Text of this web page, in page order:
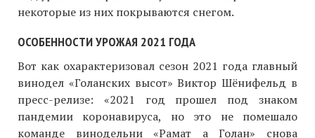
некоторые из них покрываются снегом.
ОСОБЕННОСТИ УРОЖАЯ 2021 ГОДА
Вот как охарактеризовал сезон 2021 года главный
винодел «Голанских высот» Виктор Шёнифельд в
пресс-релизе: «2021 год прошел под знаком
пандемии коронавируса, но это не помешало
команде винодельни «Рамат а Голан» снова